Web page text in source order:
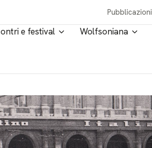
Pubblicazioni
e festival Wolfsoniana